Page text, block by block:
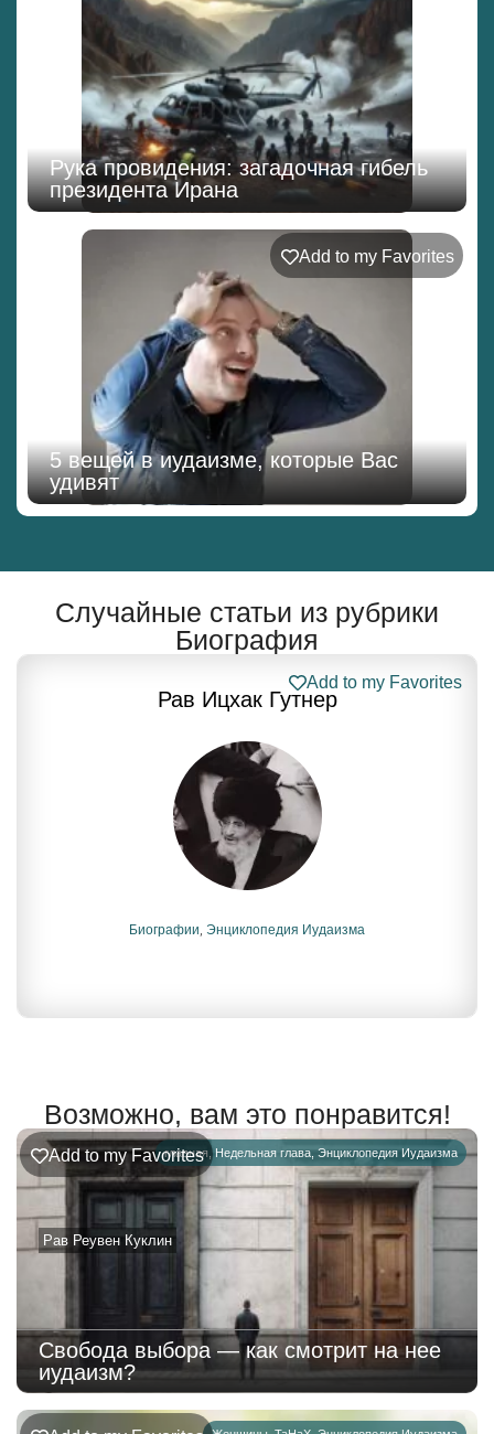
Рука провидения: загадочная гибель
президента Ирана
Add to my Favorites
5 вещей в иудаизме, которые Вас
удивят
Случайные статьи из рубрики
Биография
Рав Ицхак Гутнер
Add to my Favorites
Биографии, Энциклопедия Иудаизма
Возможно, вам это понравится!
главная , Недельная глава,Энциклопедия Иудаизма
Рав Реувен Куклин
Add to my Favorites
Свобода выбора — как смотрит на нее
иудаизм?